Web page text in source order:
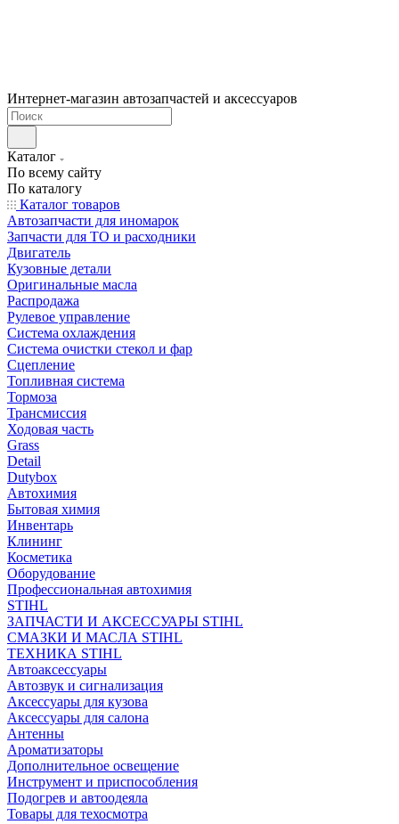
Интернет-магазин автозапчастей и аксессуаров
Каталог
По всему сайту
По каталогу
Каталог товаров
Автозапчасти для иномарок
Запчасти для ТО и расходники
Двигатель
Кузовные детали
Оригинальные масла
Распродажа
Рулевое управление
Система охлаждения
Система очистки стекол и фар
Сцепление
Топливная система
Тормоза
Трансмиссия
Ходовая часть
Grass
Detail
Dutybox
Автохимия
Бытовая химия
Инвентарь
Клининг
Косметика
Оборудование
Профессиональная автохимия
STIHL
ЗАПЧАСТИ И АКСЕССУАРЫ STIHL
СМАЗКИ И МАСЛА STIHL
ТЕХНИКА STIHL
Автоаксессуары
Автозвук и сигнализация
Аксессуары для кузова
Аксессуары для салона
Антенны
Ароматизаторы
Дополнительное освещение
Инструмент и приспособления
Подогрев и автоодеяла
Товары для техосмотра